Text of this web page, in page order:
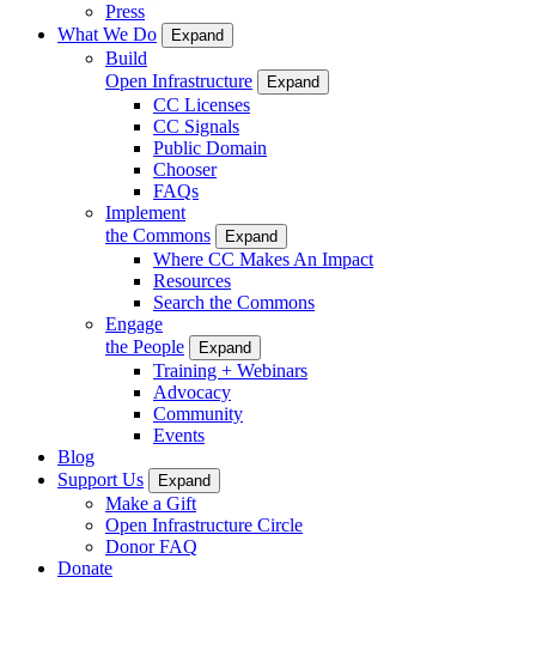
Press
What We Do
Expand
Build
Open Infrastructure
Expand
CC Licenses
CC Signals
Public Domain
Chooser
FAQs
Implement
the Commons
Expand
Where CC Makes An Impact
Resources
Search the Commons
Engage
the People
Expand
Training + Webinars
Advocacy
Community
Events
Blog
Support Us
Expand
Make a Gift
Open Infrastructure Circle
Donor FAQ
Donate